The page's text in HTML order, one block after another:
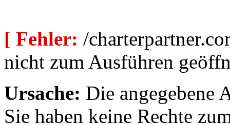
[ Fehler: /
nicht zum Ausführen
Ursache: Die angegebene
Sie haben keine Rechte